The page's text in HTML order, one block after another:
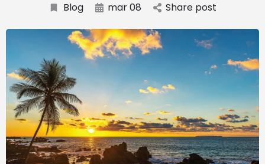
Blog mar 08 Share post